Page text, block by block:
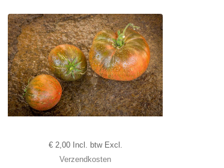
€2,00 Incl. btw Excl.
Verzendkosten